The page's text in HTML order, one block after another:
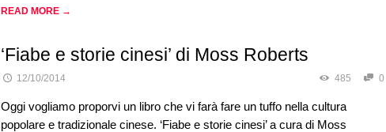
READ MORE →
‘Fiabe e storie cinesi’ di Moss Roberts
12/10/2014 485 0
Oggi vogliamo proporvi un libro che vi farà fare un tuffo nella cultura
popolare e tradizionale cinese. ‘Fiabe e storie cinesi’ a cura di Moss